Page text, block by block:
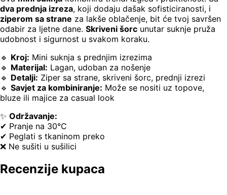
dva prednja izreza, koji dodaju dašak sofisticiranosti, i
ziperom sa strane za lakše oblačenje, bit će tvoj savršen
odabir za ljetne dane. Skriveni šorc unutar suknje pruža
udobnost i sigurnost u svakom koraku.
🔹 Kroj: Mini suknja s prednjim izrezima
🔹 Materijal: Lagan, udoban za nošenje
🔹 Detalji: Ziper sa strane, skriveni šorc, prednji izrezi
🔹 Savjet za kombiniranje: Može se nositi uz topove,
bluze ili majice za casual look
✨ Održavanje:
✔ Pranje na 30°C
✔ Peglati s tkaninom preko
❌ Ne sušiti u sušilici
Recenzije kupaca